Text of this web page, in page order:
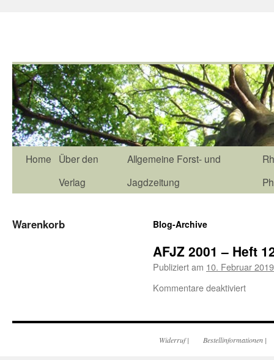
Home
Über den
Verlag
Allgemeine Forst- und
Jagdzeitung
Blog-Archive
AFJZ 2001 – Heft
Publiziert am 10. Februar 2019
Kommentare deaktiviert
Warenkorb
Widerruf| Bestellinformationen |